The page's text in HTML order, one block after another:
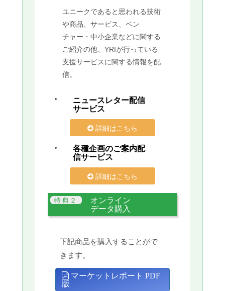
ユニークであると思われる技術
や商品、サービス、ベン
チャー・中小企業などに関する
ご紹介の他、YRIが行っている
支援サービスに関する情報を配
信。
ニュースレター配信
サービス
詳細はこちら
各種企画のご案内配
信サービス
詳細はこちら
オンライン
データ購入
下記商品を購入することがで
きます。
マーケットレポート PDF
版